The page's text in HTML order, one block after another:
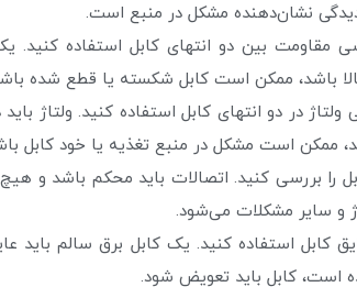
نشان‌دهنده مشکل در منبع است.
مقاومت بین دو انتهای کابل استفاده کنید.
باشد، ممکن است کابل شکسته یا قطع شده
را بررسی کنید. اتصالات باید محکم باشد و
و سایر مشکلات می‌شود.
استفاده کنید. یک کابل برق سالم باید
است، کابل باید تعویض شود.